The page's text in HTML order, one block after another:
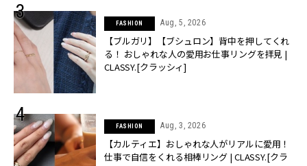
FASHION Aug, 5, 2026
【ブルガリ】【ブシュロン】背中を押してくれ
る！ おしゃれな人の愛用お仕事リングを拝見 |
CLASSY.[クラッシィ]
FASHION Aug, 3, 2026
【カルティエ】おしゃれな人がリアルに愛用！
仕事で自信をくれる相棒リング | CLASSY.[クラ